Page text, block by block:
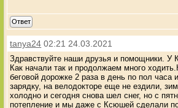
Ответ
tanya24 02:21 24.03.2021
Здравствуйте наши друзья и помощники. У
Как начали так и продолжаем много
беговой дорожке 2 раза в день по пол часа
зарядку, на велодокторе еще не ездили,
холодно и сегодня снова шел снег, но с
потепление и мы даже с Ксюшей сделали